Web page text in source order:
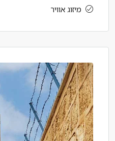
מיזוג אוויר
ב
17
אוג